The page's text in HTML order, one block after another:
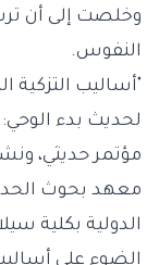
وخلصت إلى أن
النفوس.
"أساليب التزكية
لحديث بدء
مؤتمر حديثي،
الدولية بكلية
الضوء على